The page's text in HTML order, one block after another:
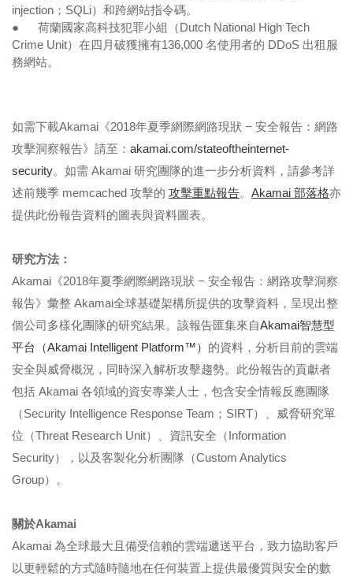
injection ； SQLi）和跨網站指令碼。
● 荷蘭國家高科技犯罪小組（Dutch National High Tech
Crime Unit）在四月破獲擁有136,000 名使用者的 DDoS 出租服
務網站。
如需下載Akamai《2018年夏季網際網路現狀 − 安全報告：網路
攻擊洞察報告》請至： akamai.com/stateoftheinternet-
security。如需 Akamai 研究團隊的進一步分析資料，請參考詳
述前幾季 memcached 攻擊的 攻擊重點報告。 Akamai 部落格亦
提供此份報告資料的圖表與資料圖表。
研究方法：
Akamai《2018年夏季網際網路現狀 − 安全報告：網路攻擊洞察
報告》彙整 Akamai全球基礎架構所提供的攻擊資料，呈現出整
個公司多樣化團隊的研究結果。該報告匯集來自Akamai智慧型
平台（Akamai Intelligent Platform™） 的資料，分析目前的雲端
安全與威脅概況，同時深入解析攻擊趨勢。此份報告的貢獻者
包括 Akamai 各領域的資安專業人士，包含安全情報反應團隊
（Security Intelligence Response Team；SIRT）、威脅研究單
位（Threat Research Unit）、資訊安全（Information
Security），以及客製化分析團隊（Custom Analytics
Group）。
關於Akamai
Akamai 為全球最大且備受信賴的雲端遞送平台，致力協助客戶
以更輕鬆的方式隨時隨地在任何裝置上提供最優質與安全的數